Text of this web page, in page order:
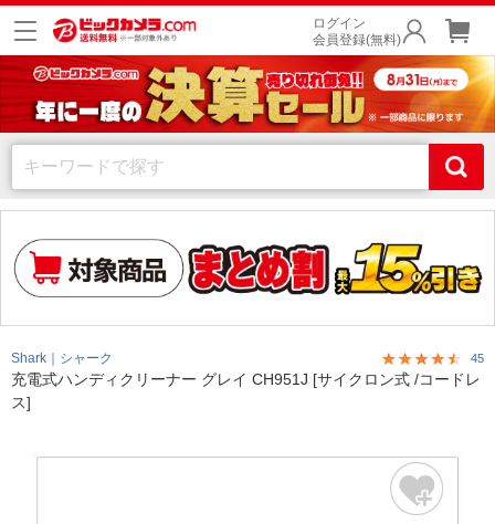
ログイン
会員登録(無料)
Shark｜シャーク 45
充電式ハンディクリーナー グレイ CH951J [サイクロン式 /コードレ
ス]